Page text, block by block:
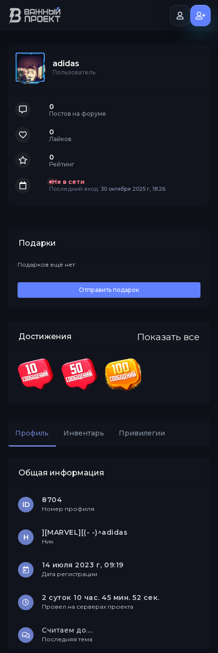
adidas
Пользователь
0
Постов на форуме
0
Лайков
0
Рейтинг
Не в сети
Последний вход: 30 октября 2025 г, 18:26
Подарки
Все
Подарков ещё нет
Отправить подарок
Достижения Показать все
Профиль Инвентарь Привилегии
Общая информация
ID
8704
Номер профиля
Н
][MARVEL][(- -)^adidas
Ник
14 июля 2023 г, 09:19
Дата регистрации
2 суток 10 час. 45 мин. 52 сек.
Провел на серверах проекта
Считаем до....
Последняя тема